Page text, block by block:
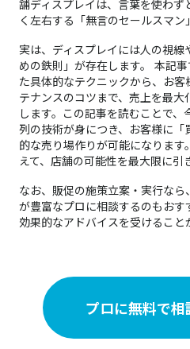
舗ディスプレイは、言葉を使わず
く左右する「無言のセールスマン
実は、ディスプレイには人の視線
めの鉄則」が存在します。 本記
た具体的なテクニックから、お
テナンスのコツまで、売上を最
します。この記事を読むことで
列の技術が身につき、お客様に「
的な売り場作りが可能になります
えて、店舗の可能性を最大限に引
なお、販促の施策立案・実行な
が豊富なプロに相談するのもおす
効果的なアドバイスを受けること
プロに無料で相